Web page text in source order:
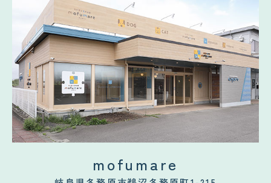
mofumare